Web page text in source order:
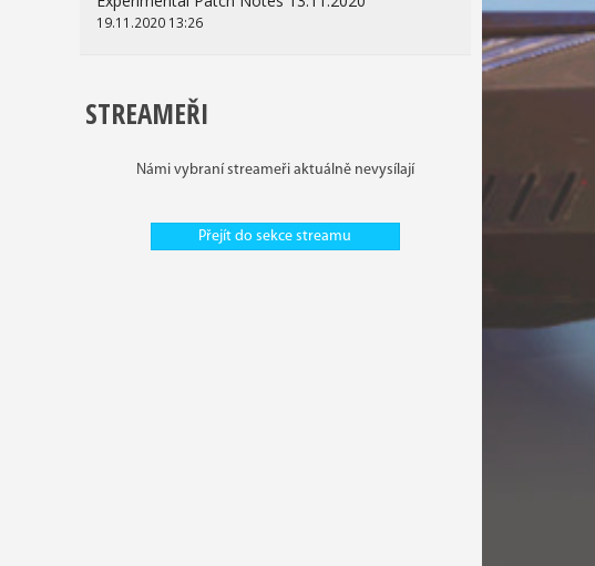
19.11.2020 13:26
STREAMEŘI
Námi vybraní streameři aktuálně nevysílají
Přejít do sekce streamu